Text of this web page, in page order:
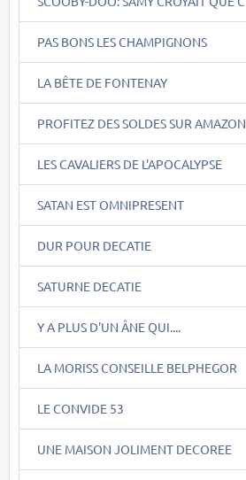
PAS BONS LES CHAMPIGNONS
LA BÊTE DE FONTENAY
PROFITEZ DES SOLDES SUR AMAZON
LES CAVALIERS DE L'APOCALYPSE
SATAN EST OMNIPRESENT
DUR POUR DECATIE
SATURNE DECATIE
Y A PLUS D'UN ÂNE QUI....
LA MORISS CONSEILLE BELPHEGOR
LE CONVIDE 53
UNE MAISON JOLIMENT DECOREE